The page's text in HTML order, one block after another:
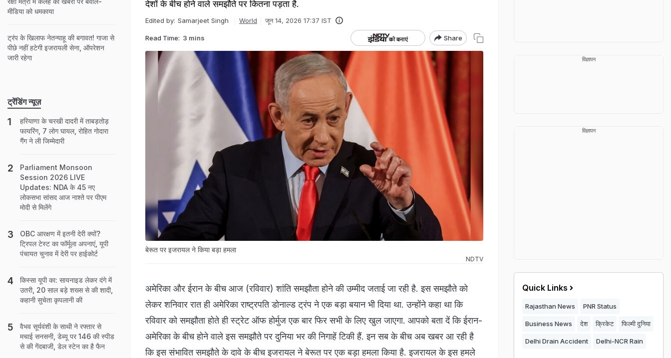
देशों के बीच होने वाले समझौते पर कितना पड़ता है.
Edited by: Samarjeet Singh World जून 14, 2026 17:37 IST
Read Time: 3 mins Share
बेरूत पर इजरायल ने किया बड़ा हमला
NDTV
अमेरिका और ईरान के बीच आज (रविवार) शांति समझौता होने की उम्मीद जताई जा रही है. इस समझौते को
लेकर शनिवार रात ही अमेरिका राष्ट्रपति डोनाल्ड ट्रंप ने एक बड़ा बयान भी दिया था. उन्होंने कहा था कि
रविवार को समझौता होते ही स्ट्रेट ऑफ होर्मुज एक बार फिर सभी के लिए खुल जाएगा. आपको बता दें कि ईरान-
अमेरिका के बीच होने वाले इस समझौते पर दुनिया भर की निगाहें टिकी हैं. इन सब के बीच अब खबर आ रही है
कि इस संभावित समझौते के दावे के बीच इजरायल ने बेरूत पर एक बड़ा हमला किया है. इजरायल के इस हमले
मीडिया को धमकाया
ट्रंप के खिलाफ नेतन्याहू की बगावत! गाजा से
पीछे नहीं हटेगी इजरायली सेना, ऑपरेशन
जारी रहेगा
ट्रेंडिंग न्यूज़
हरियाणा के चरखी दादरी में ताबड़तोड़
फायरिंग, 7 लोग घायल, रोहित गोदारा
गैंग ने ली जिम्मेदारी
Parliament Monsoon
Session 2026 LIVE
Updates: NDA के 45 नए
लोकसभा सांसद आज नाश्ते पर पीएम
मोदी से मिलेंगे
OBC आरक्षण में इतनी देरी क्यों?
ट्रिपल टेस्ट का फॉर्मूला अपनाएं, यूपी
पंचायत चुनाव में देरी पर हाईकोर्ट
किस्सा यूपी का: सायनाइड लेकर दंगे में
उतरी, 20 साल बड़े शख्स से की शादी,
कहानी सुचेता कृपलानी की
वैभव सूर्यवंशी के साथी ने रफ्तार से
मचाई सनसनी, डेब्यू पर 146 की स्पीड
से की गेंदबाजी, डेल स्टेन का है फैन
विज्ञापन
विज्ञापन
Quick Links
Rajasthan News PNR Status
Business News देश क्रिकेट फिल्मी दुनिया
Delhi Drain Accident Delhi-NCR Rain